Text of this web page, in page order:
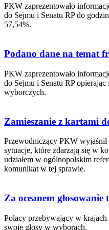
PKW zaprezentowało
do Sejmu i Senatu RP do
57,54%.
Podano dane na temat
PKW zaprezentowało
do Sejmu i Senatu RP
wyborczych.
Zamieszanie z kartami
Przewodniczący PKW
sytuacje, które zdarzają się w
udziałem w ogólnopolskim
komunikat w tej sprawie.
Za oceanem
Polacy przebywający w
swoje głosy w wyborach.